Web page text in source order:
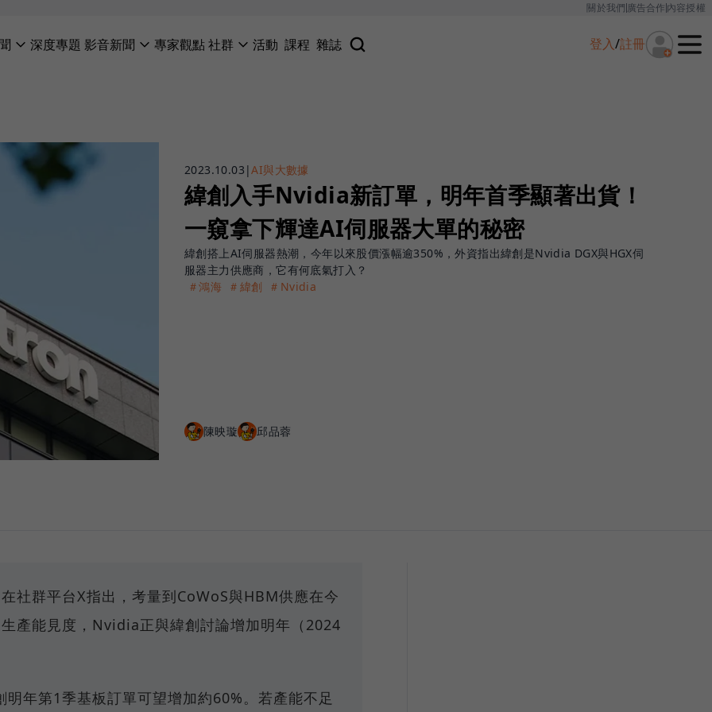
關於我們廣告合作內容授權
深度專題 影音新聞 專家觀點社群 活動 課程 雜誌 登入/註冊
2023.10.03 |AI與大數據
緯創入手Nvidia新訂單，明年首季顯著出貨！
一窺拿下輝達AI伺服器大單的秘密
緯創搭上AI伺服器熱潮，今年以來股價漲幅逾350%，外資指出緯創是Nvidia DGX與HGX伺
服器主力供應商，它有何底氣打入？
＃鴻海 ＃緯創 ＃Nvidia
陳映璇 邱品蓉
社群平台X指出，考量到CoWoS與HBM供應在今
產能見度，Nvidia正與緯創討論增加明年（2024
年第1季基板訂單可望增加約60%。若產能不足